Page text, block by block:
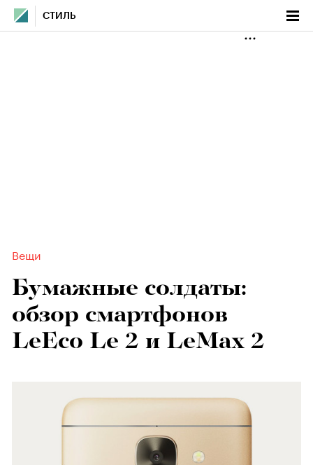
СТИЛЬ
Вещи
Бумажные солдаты:
обзор смартфонов
LeEco Le 2 и LeMax 2